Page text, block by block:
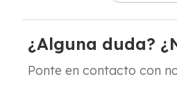
¿Alguna duda?
Ponte en contacto con